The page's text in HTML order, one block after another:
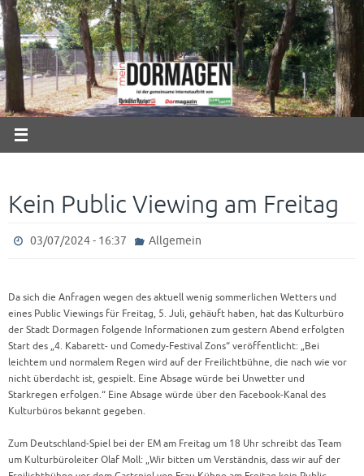
Zum
Inhalt
springen
Kein Public Viewing am Freitag
03/07/2024 - 16:37 Allgemein
Da sich die Anfragen wegen des aktuell wenig sommerlichen Wetters und
eines Public Viewings für Freitag, 5. Juli, gehäuft haben, hat das Kulturbüro
der Stadt Dormagen folgende Informationen zum gestern Abend erfolgten
Start des „4. Kabarett- und Comedy-Festival Zons“ veröffentlicht: „Bei
leichtem und normalem Regen wird auf der Freilichtbühne, die nach wie vor
nicht überdacht ist, gespielt. Eine Absage würde bei Unwetter und
Starkregen erfolgen.“ Eine Absage würde über den Facebook-Kanal des
Kulturbüros bekannt gegeben.
Zum Deutschland-Spiel bei der EM am Freitag um 18 Uhr schreibt das Team
um Kulturbüroleiter Olaf Moll: „Wir bitten um Verständnis, dass wir auf der